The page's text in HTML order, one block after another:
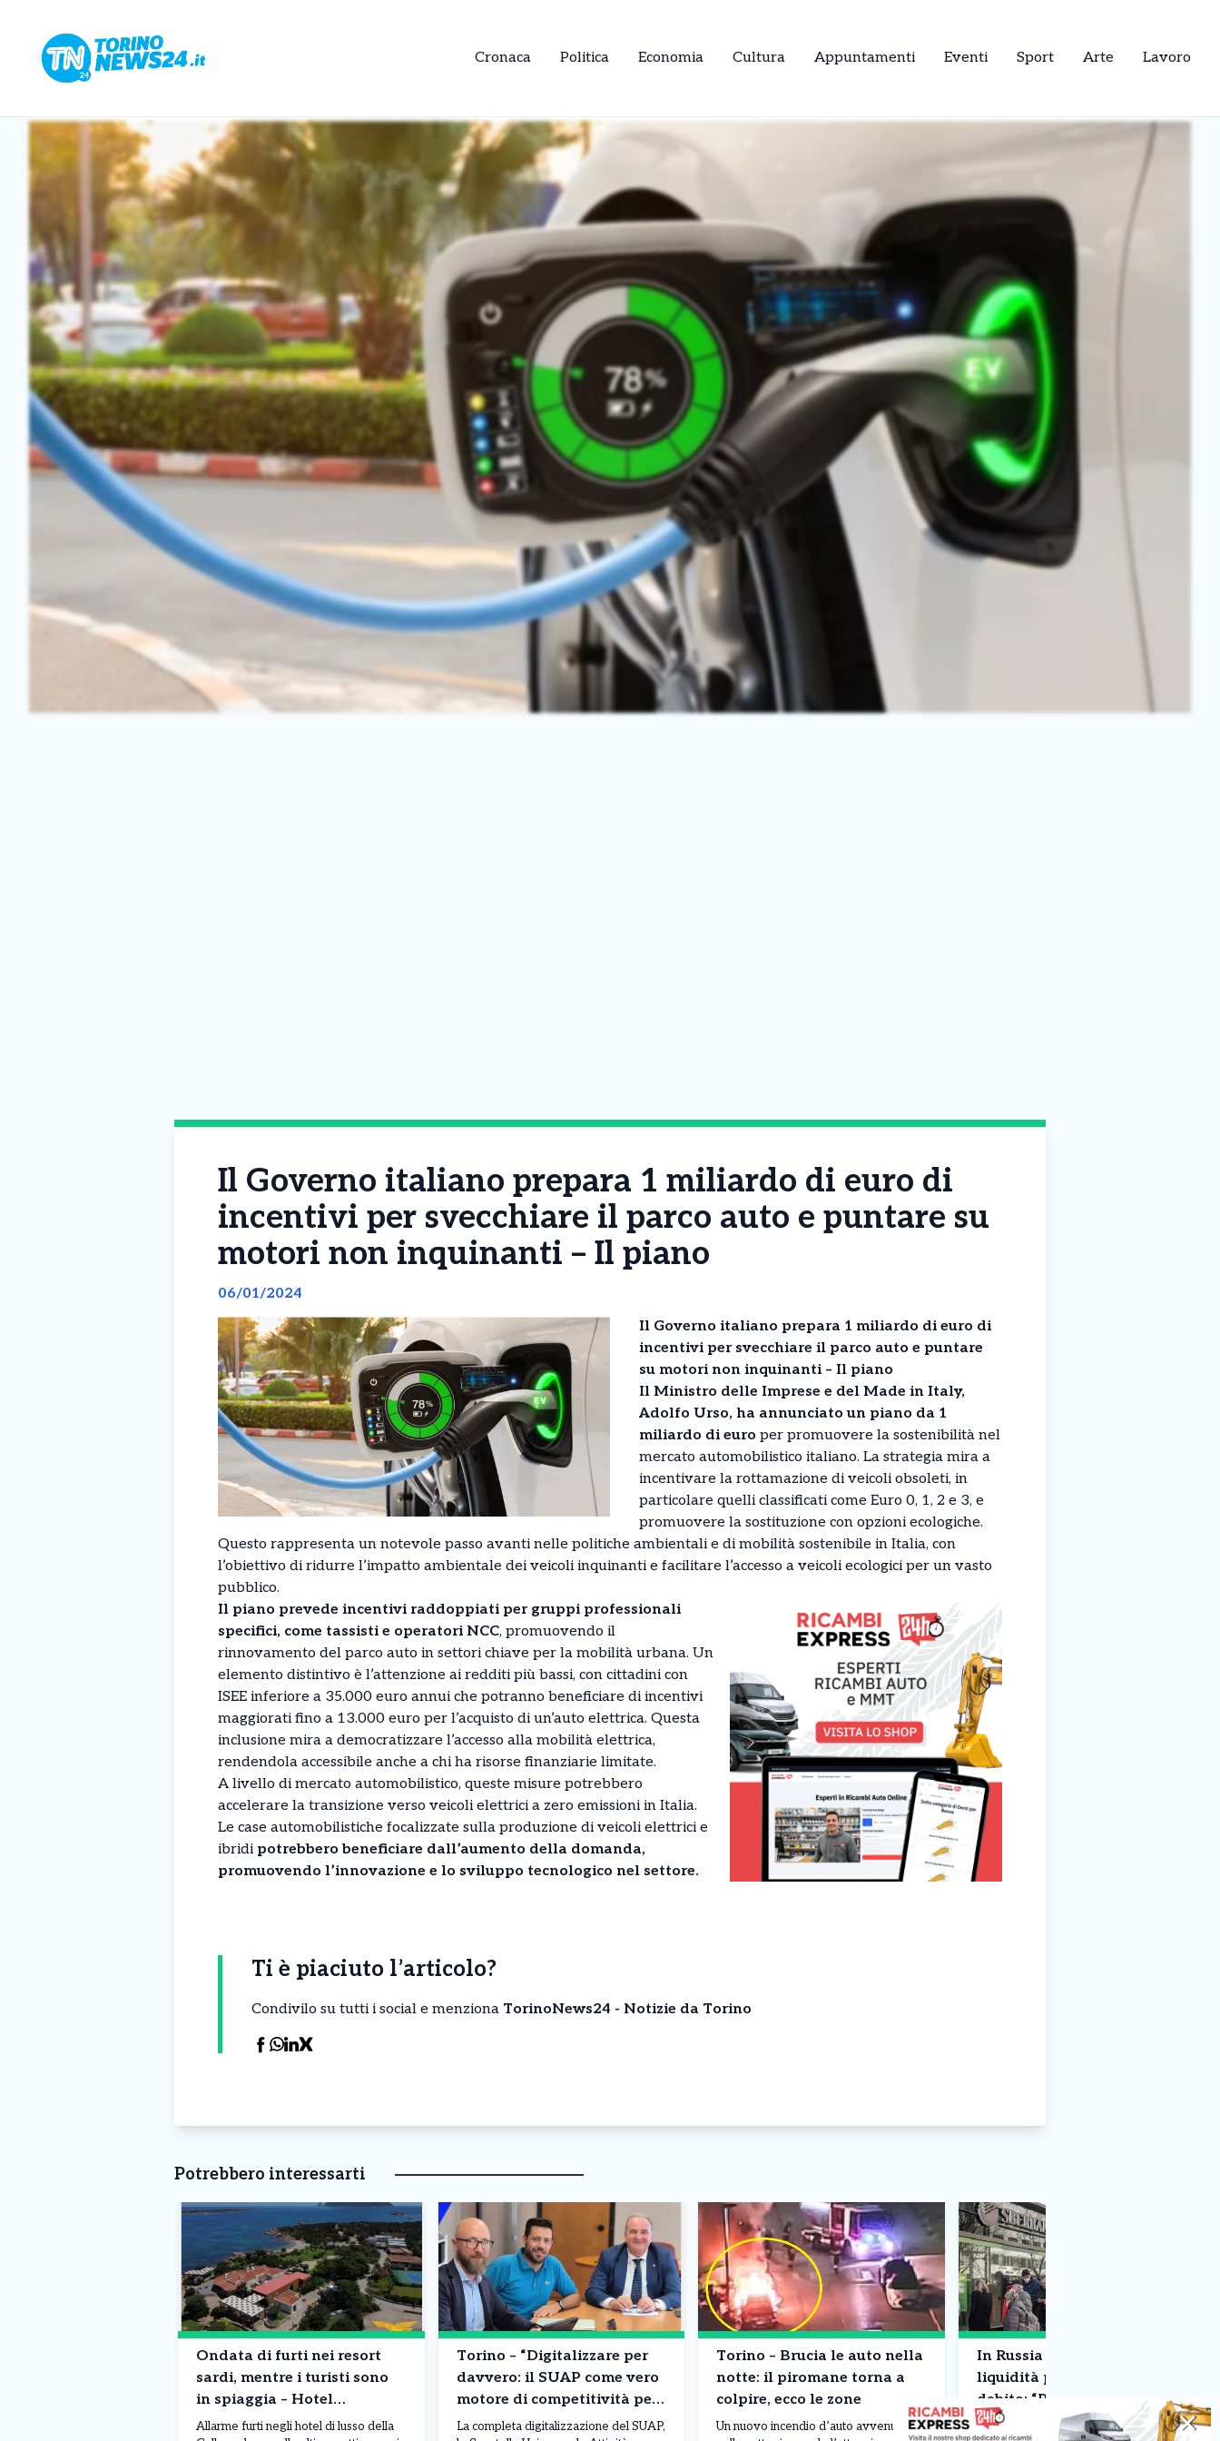
Cronaca Politica Economia Cultura Appuntamenti Eventi Sport Arte Lavoro
Il Governo italiano prepara 1 miliardo di euro di
incentivi per svecchiare il parco auto e puntare su
motori non inquinanti – Il piano
06/01/2024
Il Governo italiano prepara 1 miliardo di euro di
incentivi per svecchiare il parco auto e puntare
su motori non inquinanti – Il piano
Il Ministro delle Imprese e del Made in Italy,
Adolfo Urso, ha annunciato un piano da 1
miliardo di euro per promuovere la sostenibilità nel
mercato automobilistico italiano. La strategia mira a
incentivare la rottamazione di veicoli obsoleti, in
particolare quelli classificati come Euro 0, 1, 2 e 3, e
promuovere la sostituzione con opzioni ecologiche.
Questo rappresenta un notevole passo avanti nelle politiche ambientali e di mobilità sostenibile in Italia, con
l’obiettivo di ridurre l’impatto ambientale dei veicoli inquinanti e facilitare l’accesso a veicoli ecologici per un vasto
pubblico.
Il piano prevede incentivi raddoppiati per gruppi professionali
specifici, come tassisti e operatori NCC, promuovendo il
rinnovamento del parco auto in settori chiave per la mobilità urbana. Un
elemento distintivo è l’attenzione ai redditi più bassi, con cittadini con
ISEE inferiore a 35.000 euro annui che potranno beneficiare di incentivi
maggiorati fino a 13.000 euro per l’acquisto di un’auto elettrica. Questa
inclusione mira a democratizzare l’accesso alla mobilità elettrica,
rendendola accessibile anche a chi ha risorse finanziarie limitate.
A livello di mercato automobilistico, queste misure potrebbero
accelerare la transizione verso veicoli elettrici a zero emissioni in Italia.
Le case automobilistiche focalizzate sulla produzione di veicoli elettrici e
ibridi potrebbero beneficiare dall’aumento della domanda,
promuovendo l’innovazione e lo sviluppo tecnologico nel settore.
Ti è piaciuto l’articolo?
Condivilo su tutti i social e menziona TorinoNews24 - Notizie da Torino
Potrebbero interessarti
Ondata di furti nei resort
sardi, mentre i turisti sono
in spiaggia – Hotel
svaligiati: caccia a orologi,
Allarme furti negli hotel di lusso della
Torino – “Digitalizzare per
davvero: il SUAP come vero
motore di competitività per
la città”
La completa digitalizzazione del SUAP,
Torino – Brucia le auto nella
notte: il piromane torna a
colpire, ecco le zone
Un nuovo incendio d’auto avvenuto
In Russia banche senza
liquidità per finanziare il
debito: “Prelievi record di
contanti”. Cosa sta
Le principali banche russe potrebbero✕